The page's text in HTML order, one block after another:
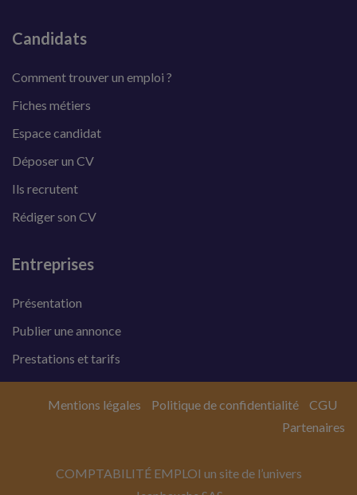
Candidats
Comment trouver un emploi ?
Fiches métiers
Espace candidat
Déposer un CV
Ils recrutent
Rédiger son CV
Entreprises
Présentation
Publier une annonce
Prestations et tarifs
COMPTABILITÉ EMPLOI un site de l’univers
Mentions légales Politique de confidentialité
CGU
Partenaires